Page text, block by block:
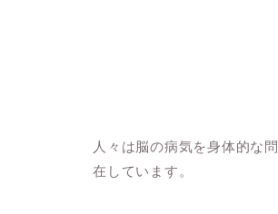
人々は脳の病気を身体的な
在しています。